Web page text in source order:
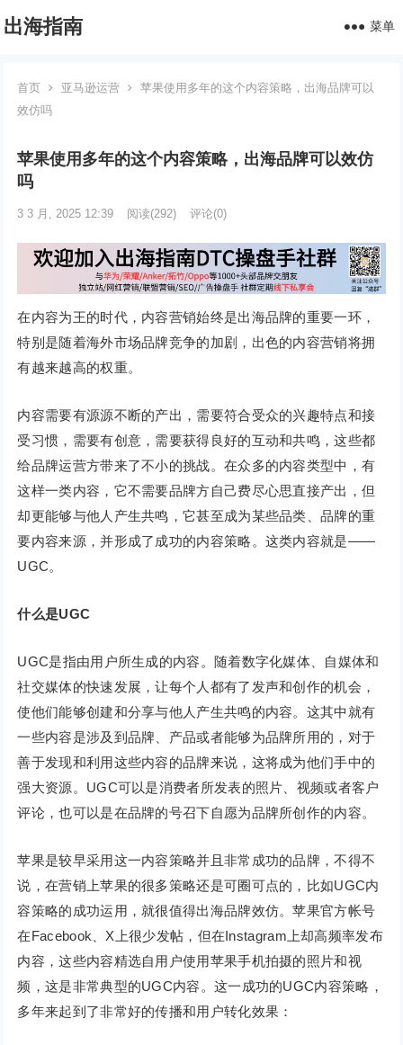
出海指南 菜单
首页 亚马逊运营
苹果使用多年的这个内容策略，出海品牌可以
效仿吗
苹果使用多年的这个内容策略，出海品牌可以效仿
吗
3 3 月, 2025 12:39 阅读(292) 评论(0)
在内容为王的时代，内容营销始终是出海品牌的重要一环，
特别是随着海外市场品牌竞争的加剧，出色的内容营销将拥
有越来越高的权重。
内容需要有源源不断的产出，需要符合受众的兴趣特点和接
受习惯，需要有创意，需要获得良好的互动和共鸣，这些都
给品牌运营方带来了不小的挑战。在众多的内容类型中，有
这样一类内容，它不需要品牌方自己费尽心思直接产出，但
却更能够与他人产生共鸣，它甚至成为某些品类、品牌的重
要内容来源，并形成了成功的内容策略。这类内容就是——
UGC。
什么是UGC
UGC是指由用户所生成的内容。随着数字化媒体、自媒体和
社交媒体的快速发展，让每个人都有了发声和创作的机会，
使他们能够创建和分享与他人产生共鸣的内容。这其中就有
一些内容是涉及到品牌、产品或者能够为品牌所用的，对于
善于发现和利用这些内容的品牌来说，这将成为他们手中的
强大资源。UGC可以是消费者所发表的照片、视频或者客户
评论，也可以是在品牌的号召下自愿为品牌所创作的内容。
苹果是较早采用这一内容策略并且非常成功的品牌，不得不
说，在营销上苹果的很多策略还是可圈可点的，比如UGC内
容策略的成功运用，就很值得出海品牌效仿。苹果官方帐号
在Facebook、X上很少发帖，但在Instagram上却高频率发布
内容，这些内容精选自用户使用苹果手机拍摄的照片和视
频，这是非常典型的UGC内容。这一成功的UGC内容策略，
多年来起到了非常好的传播和用户转化效果：